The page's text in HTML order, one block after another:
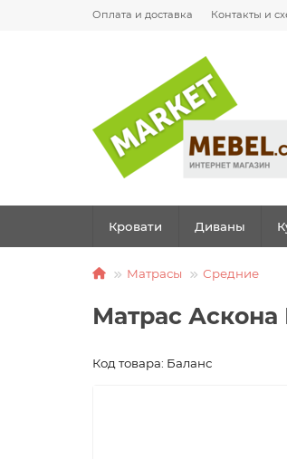
Оплата и доставка Контакты и
Кровати Диваны
Матрасы Средние
Матрас
Код товара: Баланс